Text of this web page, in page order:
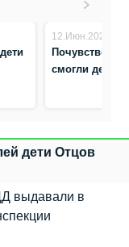
12.Июн.2026
смогли дети в
дети Отцов
выдавали в